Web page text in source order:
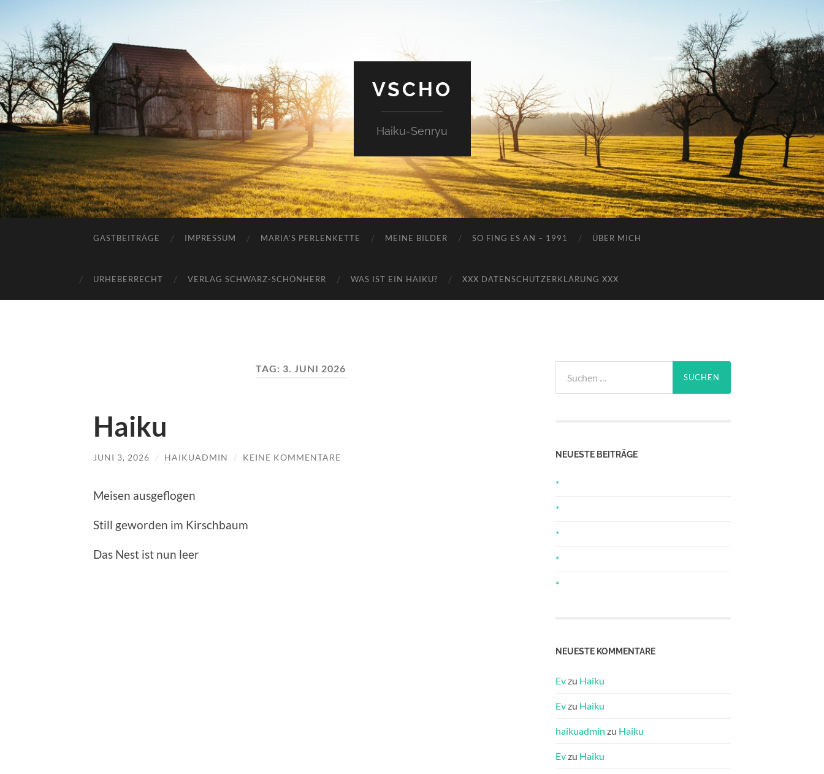
VSCHO
Haiku-Senryu
GASTBEITRÄGE IMPRESSUM MARIA’S PERLENKETTE MEINE BILDER SO FING ES AN – 1991 ÜBER MICH
URHEBERRECHT VERLAG SCHWARZ-SCHÖNHERR WAS IST EIN HAIKU? XXX DATENSCHUTZERKLÄRUNG XXX
TAG: 3. JUNI 2026
Haiku
JUNI 3, 2026 / HAIKUADMIN / KEINE KOMMENTARE
Meisen ausgeflogen
Still geworden im Kirschbaum
Das Nest ist nun leer
nach:
NEUESTE BEITRÄGE
*
*
*
*
*
NEUESTE KOMMENTARE
Evzu Haiku
Evzu Haiku
haikuadmin zu Haiku
Evzu Haiku